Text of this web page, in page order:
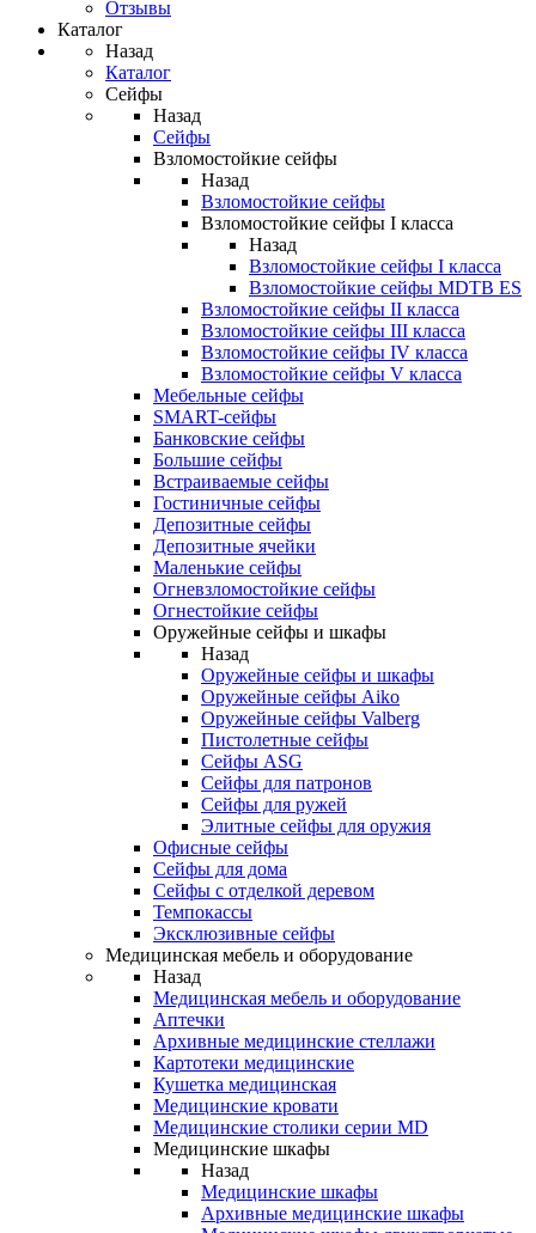
Отзывы
Каталог
Назад
Каталог
Сейфы
Назад
Сейфы
Взломостойкие сейфы
Назад
Взломостойкие сейфы
Взломостойкие сейфы I класса
Назад
Взломостойкие сейфы I класса
Взломостойкие сейфы MDTB ES
Взломостойкие сейфы II класса
Взломостойкие сейфы III класса
Взломостойкие сейфы IV класса
Взломостойкие сейфы V класса
Мебельные сейфы
SMART-сейфы
Банковские сейфы
Большие сейфы
Встраиваемые сейфы
Гостиничные сейфы
Депозитные сейфы
Депозитные ячейки
Маленькие сейфы
Огневзломостойкие сейфы
Огнестойкие сейфы
Оружейные сейфы и шкафы
Назад
Оружейные сейфы и шкафы
Оружейные сейфы Aiko
Оружейные сейфы Valberg
Пистолетные сейфы
Сейфы ASG
Сейфы для патронов
Сейфы для ружей
Элитные сейфы для оружия
Офисные сейфы
Сейфы для дома
Сейфы с отделкой деревом
Темпокассы
Эксклюзивные сейфы
Медицинская мебель и оборудование
Назад
Медицинская мебель и оборудование
Аптечки
Архивные медицинские стеллажи
Картотеки медицинские
Кушетка медицинская
Медицинские кровати
Медицинские столики серии MD
Медицинские шкафы
Назад
Медицинские шкафы
Архивные медицинские шкафы